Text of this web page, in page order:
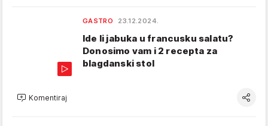
GASTRO 23.12.2024.
Ide li jabuka u francusku salatu?
Donosimo vam i 2 recepta za
blagdanski stol
Komentiraj